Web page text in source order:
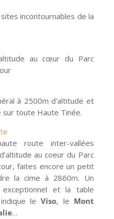
incontournables de la
au cœur du Parc
à 2500m d’altitude et
sur toute Haute Tinée.
route inter-vallées
au coeur du Parc
faites encore un petit
la cime à 2860m. Un
et la table
indique leViso, le Mont
…